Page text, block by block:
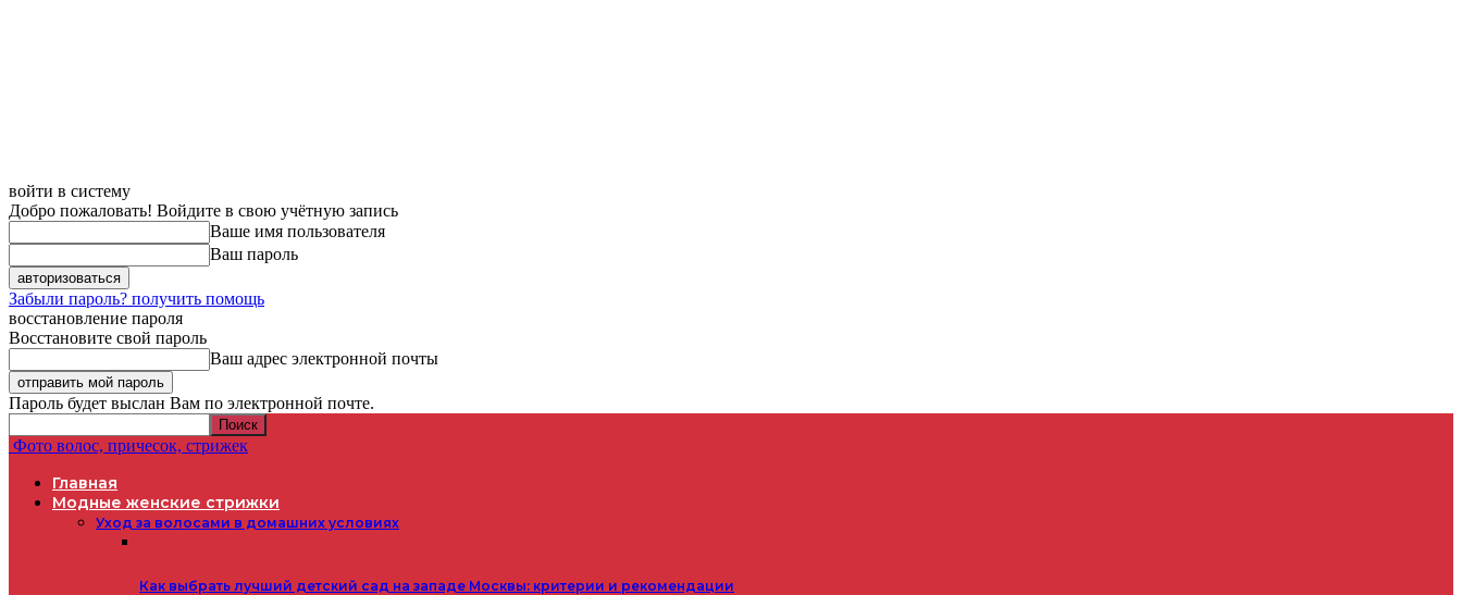
войти в систему
Добро пожаловать! Войдите в свою учётную запись
Ваше имя пользователя
Ваш пароль
Забыли пароль? получить помощь
восстановление пароля
Восстановите свой пароль
Ваш адрес электронной почты
Пароль будет выслан Вам по электронной почте.
Фото волос, причесок, стрижек
Главная
Модные женские стрижки
Уход за волосами в домашних условиях
Как выбрать лучший детский сад на западе Москвы: критерии и рекомендации